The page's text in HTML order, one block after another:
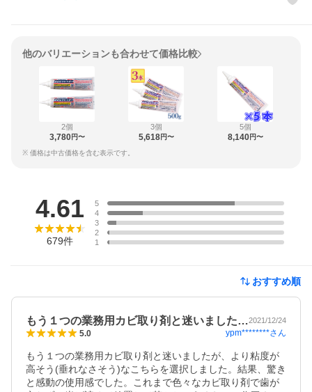
他のバリエーションも合わせて価格比較
2個
3,780円〜
3個
5,618円〜
5個
8,140円〜
※ 価格は中古価格を含む表示です。
4.61
679件
5
4
3
2
1
おすすめ順
もう１つの業務用カビ取り剤と迷いました…2021/12/24
5.0 ypm********さん
もう１つの業務用カビ取り剤と迷いましたが、より粘度が
高そう(垂れなさそう)なこちらを選択しました。結果、驚き
と感動の使用感でした。これまで色々なカビ取り剤で歯が